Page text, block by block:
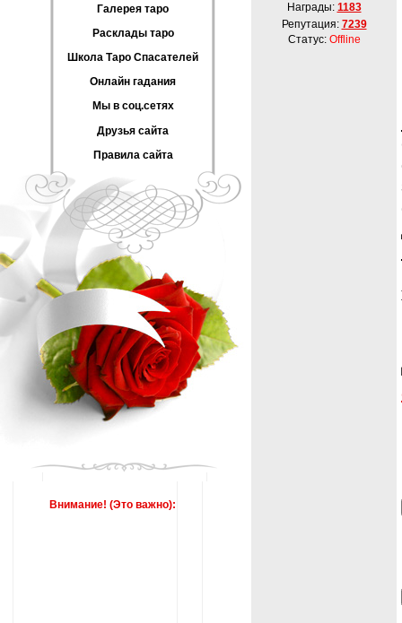
Галерея таро
Расклады таро
Школа Таро Спасателей
Онлайн гадания
Мы в соц.сетях
Друзья сайта
Правила сайта
Внимание! (Это важно):
Награды: 1183
Репутация: 7239
Статус: Offline